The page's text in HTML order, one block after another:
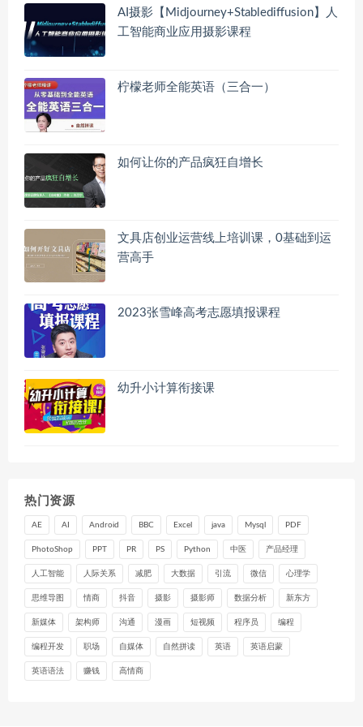
AI摄影【Midjourney+Stablediffusion】人
工智能商业应用摄影课程
柠檬老师全能英语（三合一）
如何让你的产品疯狂自增长
文具店创业运营线上培训课，0基础到运
营高手
2023张雪峰高考志愿填报课程
幼升小计算衔接课
热门资源
AE AI Android BBC Excel java Mysql PDF
PhotoShop PPT PR PS Python 中医 产品经理
人工智能 人际关系 减肥 大数据 引流 微信 心理学
思维导图 情商 抖音 摄影 摄影师 数据分析 新东方
新媒体 架构师 沟通 漫画 短视频 程序员 编程
编程开发 职场 自媒体 自然拼读 英语 英语启蒙
英语语法 赚钱 高情商